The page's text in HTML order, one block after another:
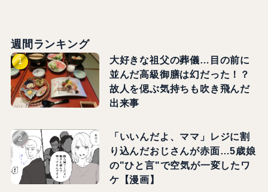
週間ランキング
大好きな祖父の葬儀…目の前に
並んだ高級御膳は幻だった！？
故人を偲ぶ気持ちも吹き飛んだ
出来事
「いいんだよ、ママ」レジに割
り込んだおじさんが赤面…5歳娘
の"ひと言"で空気が一変したワ
ケ【漫画】